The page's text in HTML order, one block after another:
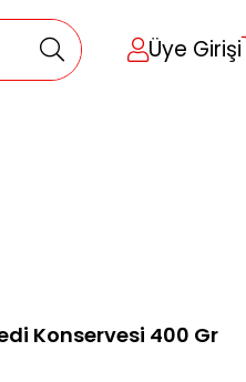
Üye Girişi
Konservesi 400 Gr